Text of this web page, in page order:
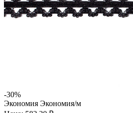
-30%
Экономия Экономия/м